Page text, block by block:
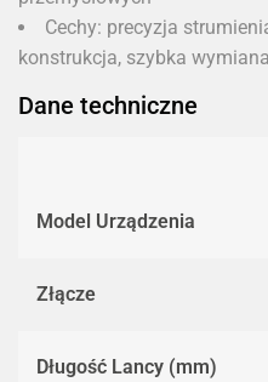
Cechy: precyzja
konstrukcja, szybka
Dane techniczne
Model Urządzenia
Złącze
Długość Lancy (mm)